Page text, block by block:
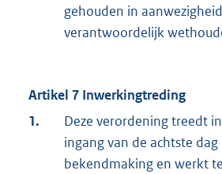
gehouden in
verantwoordelijk
Artikel 7 Inwerkingtreding
1.
Deze verordening treedt
ingang van de achtste
bekendmaking en werkt